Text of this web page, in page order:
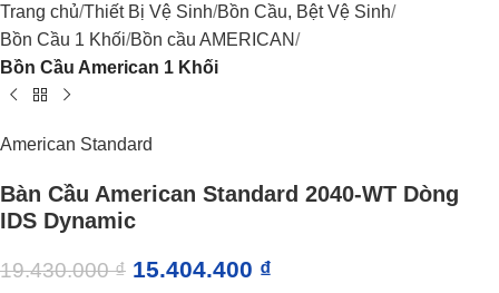
Trang chủ Thiết Bị Vệ Sinh Bồn Cầu, Bệt Vệ Sinh
Bồn Cầu 1 Khối Bồn cầu AMERICAN
Bồn Cầu American 1 Khối
American Standard
Bàn Cầu American Standard 2040-WT Dòng
IDS Dynamic
19.430.000₫ 15.404.400 ₫